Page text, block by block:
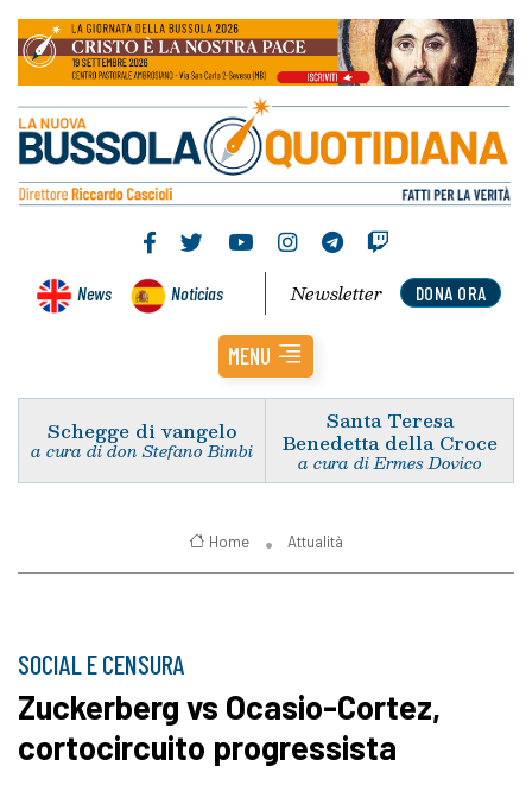
News Noticias DONA ORA
Newsletter
MENU
Schegge di vangelo
a cura di don Stefano Bimbi
Santa Teresa
Benedetta della Croce
a cura di Ermes Dovico
Home Attualità
SOCIAL E CENSURA
Zuckerberg vs Ocasio-Cortez,
cortocircuito progressista